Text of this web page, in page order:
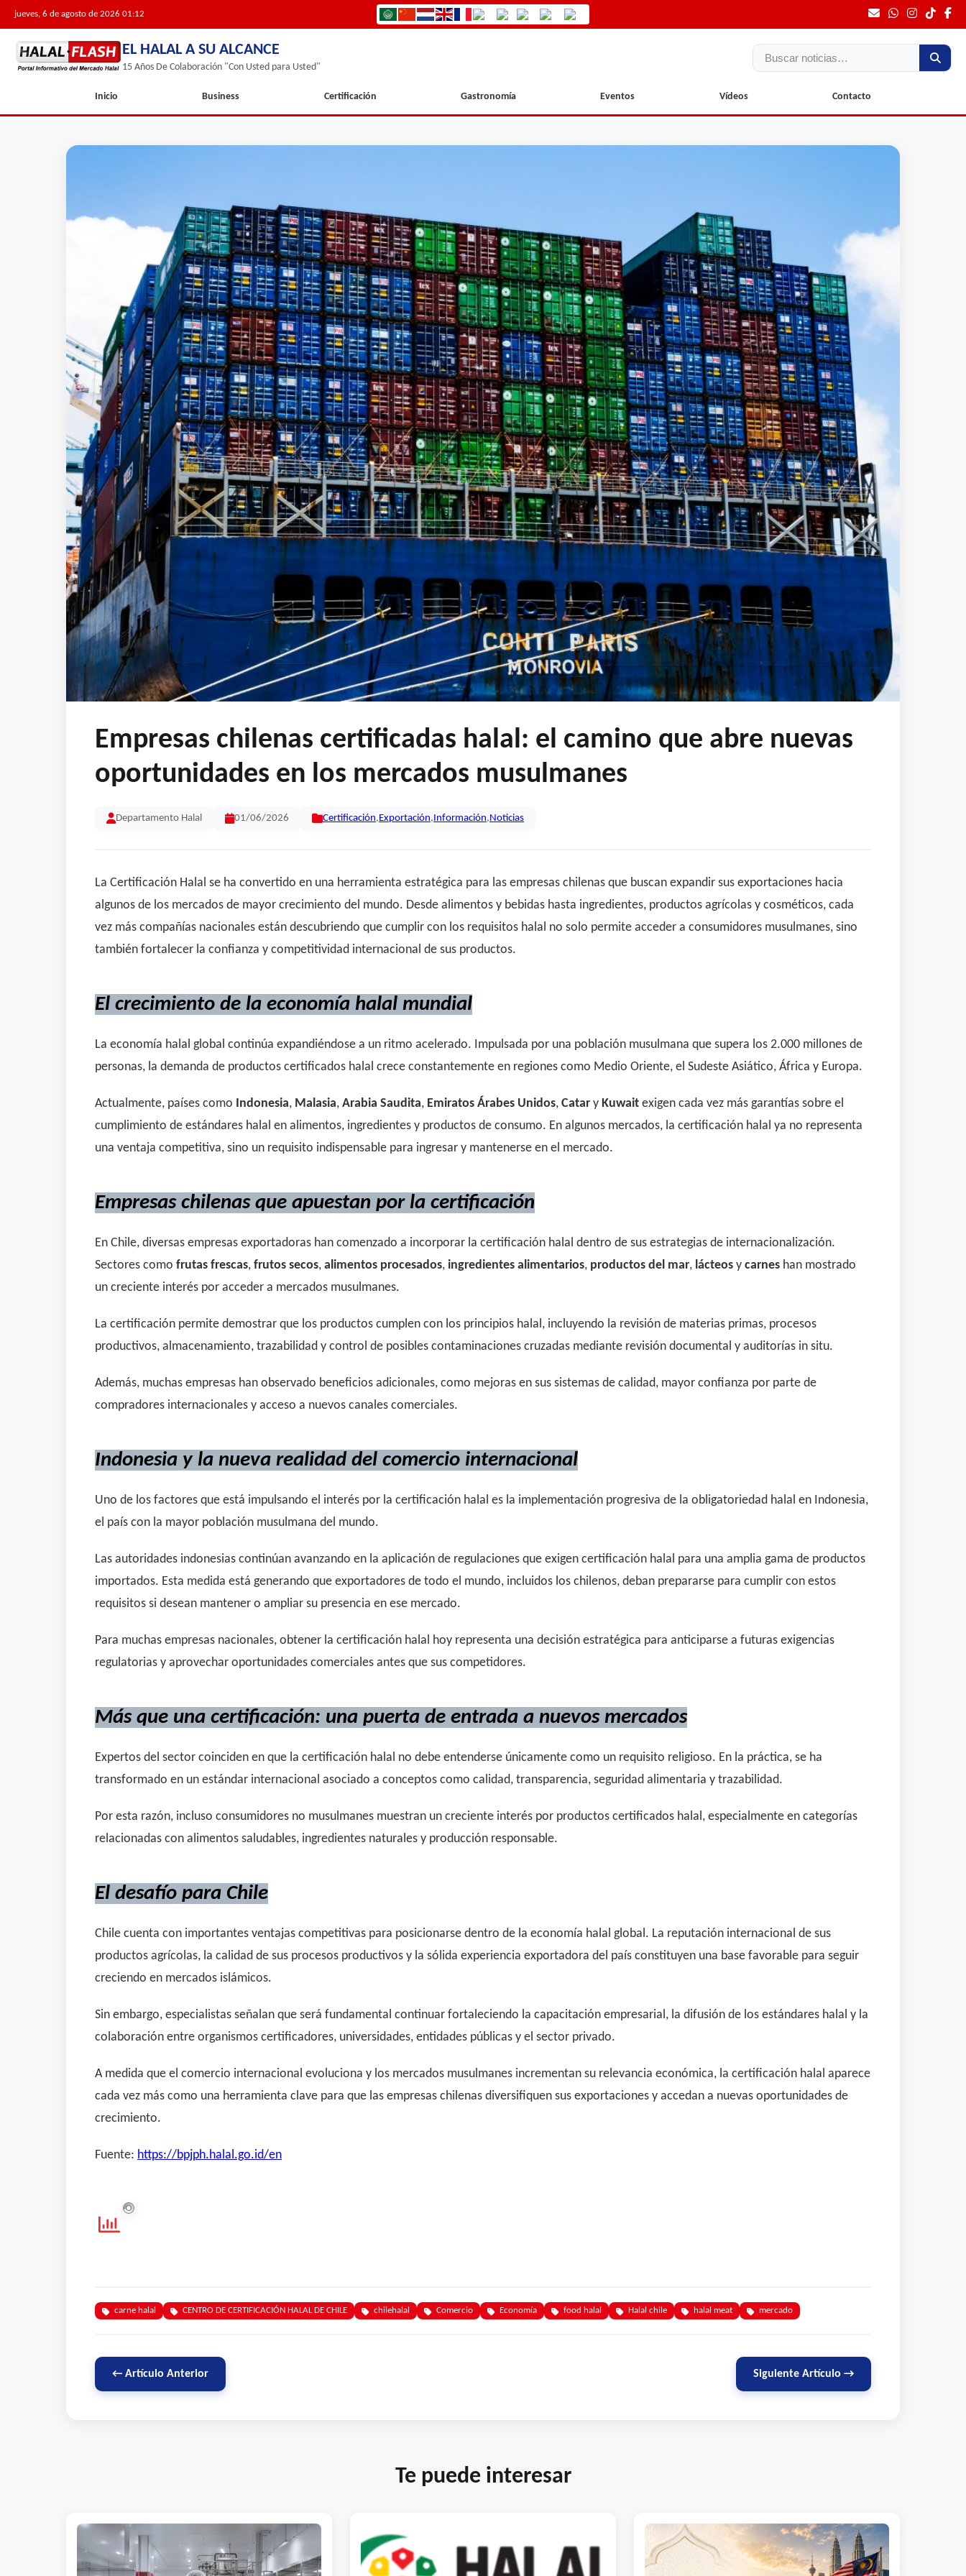
jueves, 6 de agosto de 2026 01:12
EL HALAL A SU ALCANCE
15 Años De Colaboración "Con Usted para Usted"
Buscar
Inicio Business Certificación Gastronomía Eventos Vídeos Contacto
Empresas chilenas certificadas halal: el camino que abre nuevas
oportunidades en los mercados musulmanes
Departamento Halal 01/06/2026 Certificación,Exportación,Información,Noticias
La Certificación Halal se ha convertido en una herramienta estratégica para las empresas chilenas que buscan expandir sus exportaciones hacia
algunos de los mercados de mayor crecimiento del mundo. Desde alimentos y bebidas hasta ingredientes, productos agrícolas y cosméticos, cada
vez más compañías nacionales están descubriendo que cumplir con los requisitos halal no solo permite acceder a consumidores musulmanes, sino
también fortalecer la confianza y competitividad internacional de sus productos.
El crecimiento de la economía halal mundial
La economía halal global continúa expandiéndose a un ritmo acelerado. Impulsada por una población musulmana que supera los 2.000 millones de
personas, la demanda de productos certificados halal crece constantemente en regiones como Medio Oriente, el Sudeste Asiático, África y Europa.
Actualmente, países como Indonesia, Malasia, Arabia Saudita, Emiratos Árabes Unidos, Catar y Kuwait exigen cada vez más garantías sobre el
cumplimiento de estándares halal en alimentos, ingredientes y productos de consumo. En algunos mercados, la certificación halal ya no representa
una ventaja competitiva, sino un requisito indispensable para ingresar y mantenerse en el mercado.
Empresas chilenas que apuestan por la certificación
En Chile, diversas empresas exportadoras han comenzado a incorporar la certificación halal dentro de sus estrategias de internacionalización.
Sectores como frutas frescas, frutos secos, alimentos procesados, ingredientes alimentarios, productos del mar, lácteos y carnes han mostrado
un creciente interés por acceder a mercados musulmanes.
La certificación permite demostrar que los productos cumplen con los principios halal, incluyendo la revisión de materias primas, procesos
productivos, almacenamiento, trazabilidad y control de posibles contaminaciones cruzadas mediante revisión documental y auditorías in situ.
Además, muchas empresas han observado beneficios adicionales, como mejoras en sus sistemas de calidad, mayor confianza por parte de
compradores internacionales y acceso a nuevos canales comerciales.
Indonesia y la nueva realidad del comercio internacional
Uno de los factores que está impulsando el interés por la certificación halal es la implementación progresiva de la obligatoriedad halal en Indonesia,
el país con la mayor población musulmana del mundo.
Las autoridades indonesias continúan avanzando en la aplicación de regulaciones que exigen certificación halal para una amplia gama de productos
importados. Esta medida está generando que exportadores de todo el mundo, incluidos los chilenos, deban prepararse para cumplir con estos
requisitos si desean mantener o ampliar su presencia en ese mercado.
Para muchas empresas nacionales, obtener la certificación halal hoy representa una decisión estratégica para anticiparse a futuras exigencias
regulatorias y aprovechar oportunidades comerciales antes que sus competidores.
Más que una certificación: una puerta de entrada a nuevos mercados
Expertos del sector coinciden en que la certificación halal no debe entenderse únicamente como un requisito religioso. En la práctica, se ha
transformado en un estándar internacional asociado a conceptos como calidad, transparencia, seguridad alimentaria y trazabilidad.
Por esta razón, incluso consumidores no musulmanes muestran un creciente interés por productos certificados halal, especialmente en categorías
relacionadas con alimentos saludables, ingredientes naturales y producción responsable.
El desafío para Chile
Chile cuenta con importantes ventajas competitivas para posicionarse dentro de la economía halal global. La reputación internacional de sus
productos agrícolas, la calidad de sus procesos productivos y la sólida experiencia exportadora del país constituyen una base favorable para seguir
creciendo en mercados islámicos.
Sin embargo, especialistas señalan que será fundamental continuar fortaleciendo la capacitación empresarial, la difusión de los estándares halal y la
colaboración entre organismos certificadores, universidades, entidades públicas y el sector privado.
A medida que el comercio internacional evoluciona y los mercados musulmanes incrementan su relevancia económica, la certificación halal aparece
cada vez más como una herramienta clave para que las empresas chilenas diversifiquen sus exportaciones y accedan a nuevas oportunidades de
crecimiento.
Fuente: https://bpjph.halal.go.id/en
carne halal CENTRO DE CERTIFICACIÓN HALAL DE CHILE chilehalal Comercio Economía food halal Halal chile halal meat mercado
← Artículo Anterior Siguiente Artículo →
Te puede interesar